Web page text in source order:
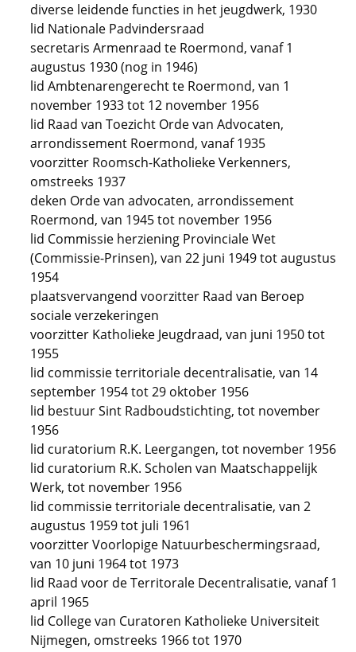
diverse leidende functies in het jeugdwerk, 1930
lid Nationale Padvindersraad
secretaris Armenraad te Roermond, vanaf 1
augustus 1930 (nog in 1946)
lid Ambtenarengerecht te Roermond, van 1
november 1933 tot 12 november 1956
lid Raad van Toezicht Orde van Advocaten,
arrondissement Roermond, vanaf 1935
voorzitter Roomsch-Katholieke Verkenners,
omstreeks 1937
deken Orde van advocaten, arrondissement
Roermond, van 1945 tot november 1956
lid Commissie herziening Provinciale Wet
(Commissie-Prinsen), van 22 juni 1949 tot augustus
1954
plaatsvervangend voorzitter Raad van Beroep
sociale verzekeringen
voorzitter Katholieke Jeugdraad, van juni 1950 tot
1955
lid commissie territoriale decentralisatie, van 14
september 1954 tot 29 oktober 1956
lid bestuur Sint Radboudstichting, tot november
1956
lid curatorium R.K. Leergangen, tot november 1956
lid curatorium R.K. Scholen van Maatschappelijk
Werk, tot november 1956
lid commissie territoriale decentralisatie, van 2
augustus 1959 tot juli 1961
voorzitter Voorlopige Natuurbeschermingsraad,
van 10 juni 1964 tot 1973
lid Raad voor de Territorale Decentralisatie, vanaf 1
april 1965
lid College van Curatoren Katholieke Universiteit
Nijmegen, omstreeks 1966 tot 1970